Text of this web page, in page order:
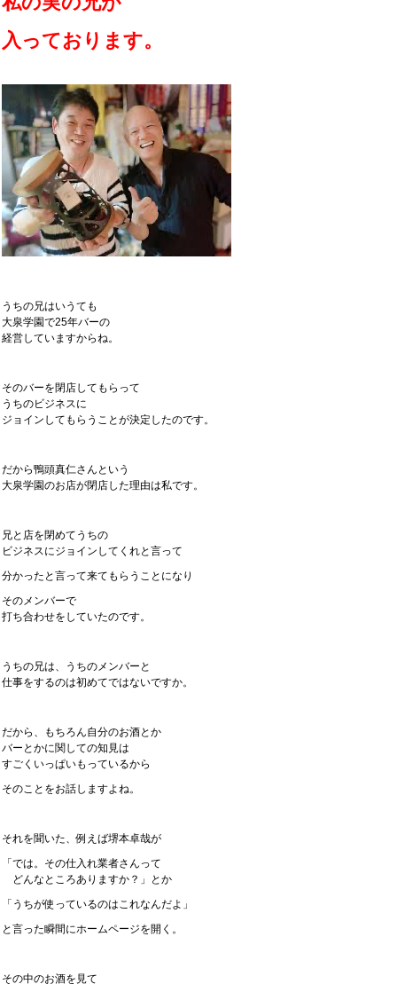
入っております。
うちの兄はいうても
大泉学園で25年バーの
経営していますからね。
そのバーを閉店してもらって
うちのビジネスに
ジョインしてもらうことが決定したのです。
だから鴨頭真仁さんという
大泉学園のお店が閉店した理由は私です。
兄と店を閉めてうちの
ビジネスにジョインしてくれと言って
分かったと言って来てもらうことになり
そのメンバーで
打ち合わせをしていたのです。
うちの兄は、うちのメンバーと
仕事をするのは初めてではないですか。
だから、もちろん自分のお酒とか
バーとかに関しての知見は
すごくいっぱいもっているから
そのことをお話しますよね。
それを聞いた、例えば堺本卓哉が
「では。その仕入れ業者さんって
どんなところありますか？」とか
「うちが使っているのはこれなんだよ」
と言った瞬間にホームページを開く。
その中のお酒を見て